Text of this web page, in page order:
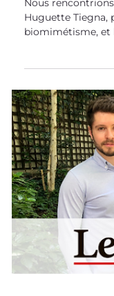
17 sept. 2020
Les Actualités de
Le
Nationale !